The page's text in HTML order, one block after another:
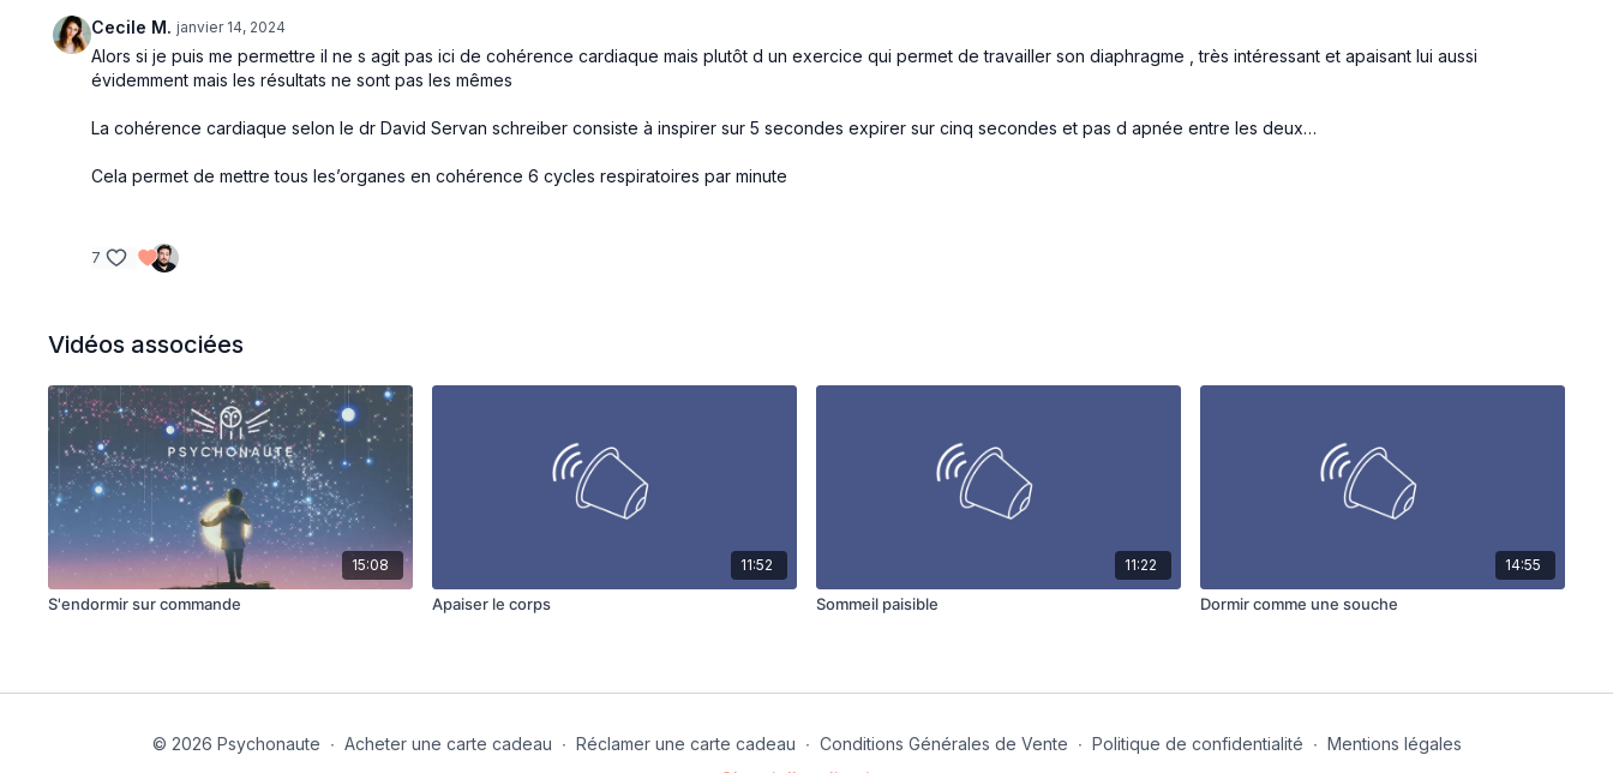
Cecile M. janvier 14, 2024
Alors si je puis me permettre il ne s agit pas ici de cohérence cardiaque mais plutôt d un exercice qui permet de travailler son diaphragme , très intéressant et apaisant lui aussi
évidemment mais les résultats ne sont pas les mêmes
La cohérence cardiaque selon le dr David Servan schreiber consiste à inspirer sur 5 secondes expirer sur cinq secondes et pas d apnée entre les deux…
Cela permet de mettre tous les’organes en cohérence 6 cycles respiratoires par minute
7
Vidéos associées
15:08
S'endormir sur commande
11:52
Apaiser le corps
11:22
Sommeil paisible
14:55
Dormir comme une souche
© 2026 Psychonaute ∙ Acheter une carte cadeau ∙ Réclamer une carte cadeau ∙ Conditions Générales de Vente ∙ Politique de confidentialité ∙ Mentions légales